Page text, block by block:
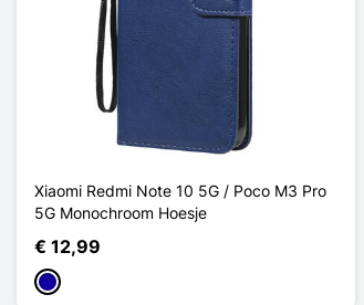
Xiaomi Redmi Note 10 5G / Poco M3 Pro
5G Monochroom Hoesje
€ 12,99
Donkerblauw